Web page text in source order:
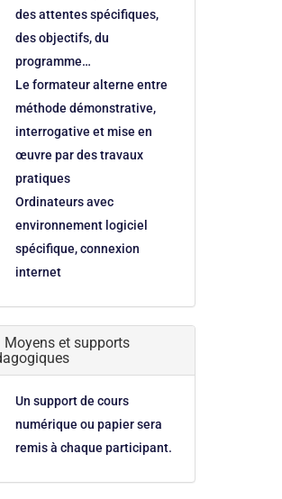
des attentes spécifiques,
des objectifs, du
programme…
Le formateur alterne entre
méthode démonstrative,
interrogative et mise en
œuvre par des travaux
pratiques
Ordinateurs avec
environnement logiciel
spécifique, connexion
internet
Moyens et supports
Un support de cours
numérique ou papier sera
remis à chaque participant.